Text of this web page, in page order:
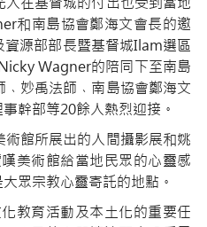
和南島協會鄭海文會長的邀
源部部長暨基督城Ilam選區
Wagner的陪同下至南島
妙禹法師﹑南島協會鄭海文
幹部等20餘人熱烈迎接。
館所展出的人間攝影展和姚
美術館給當地民眾的心靈感
眾宗教心靈寄託的地點。
教育活動及本土化的重要任